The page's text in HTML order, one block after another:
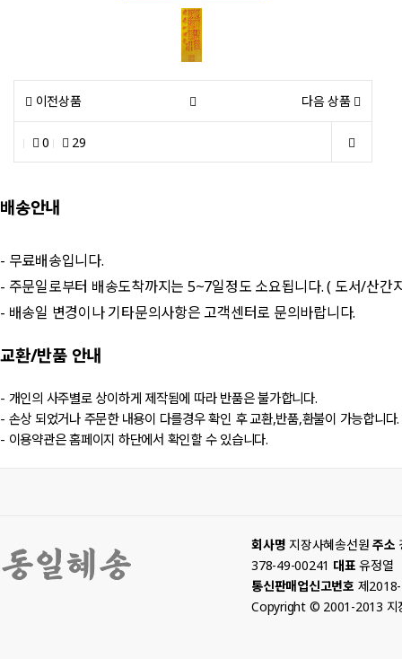
이전상품 다음 상품
0 29
배송안내
- 무료배송입니다.
- 주문일로부터 배송도착까지는 5~7일정도 소요됩니다. ( 도서/산간
- 배송일 변경이나 기타문의사항은 고객센터로 문의바랍니다.
교환/반품안내
- 개인의 사주별로 상이하게 제작됨에 따라 반품은 불가합니다.
- 손상 되었거나 주문한 내용이 다를경우 확인 후 교환,반품,환불이 가능합니다.
- 이용약관은 홈페이지 하단에서 확인할 수 있습니다.
회사명 지장사혜송선원 주소
378-49-00241 대표 유정열
통신판매업신고번호 제
Copyright © 2001-2013 지